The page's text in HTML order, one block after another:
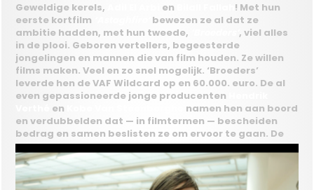
Geweldige kerels,
en
! Met hun
eerste kortfilm
bewezen ze al dat ze
ambitie hadden, met hun tweede, ‘Broeders’, viel alles
in de plooi. Geboren vertellers, begeesterde
jongelingen en mannen die van film houden. Ze willen
films maken. Veel en zo snel mogelijk. ‘Broeders’
leverde hen de VAF Wildcard op en 60.000. euro. De al
even gepassioneerde jonge producenten
en
namen hen aan boord
en verdubbelden dat — in filmtermen — bescheiden
bedrag en samen beslisten ze om ervoor te gaan. De